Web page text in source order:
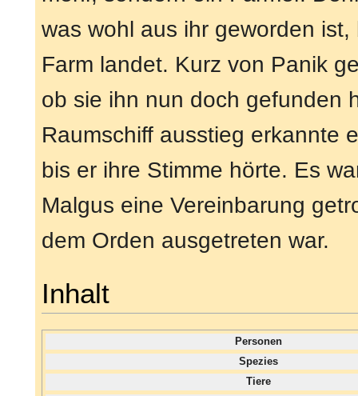
was wohl aus ihr geworden
Farm landet. Kurz von Panik
ob sie ihn nun doch gefunden
Raumschiff ausstieg erkannte
bis er ihre Stimme hörte. Es
Malgus eine Vereinbarung
dem Orden ausgetreten war.
Inhalt
Personen
Spezies
Tiere